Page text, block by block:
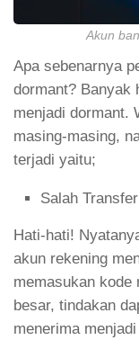
Akun
Apa sebenarnya
dormant? Banyak
menjadi dormant.
masing-masing,
terjadi yaitu;
Salah Transfer
Hati-hati!
akun rekening
memasukan kode
besar, tindakan
menerima